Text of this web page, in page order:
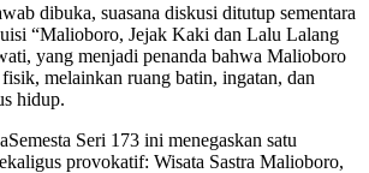
dibuka, suasana diskusi ditutup sementara
“Malioboro, Jejak Kaki dan Lalu Lalang
yang menjadi penanda bahwa Malioboro
melainkan ruang batin, ingatan, dan
hidup.
Seri 173 ini menegaskan satu
provokatif: Wisata Sastra Malioboro,